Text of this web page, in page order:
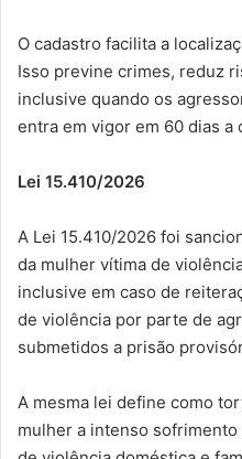
O cadastro facilita a
Isso previne crimes, reduz
inclusive quando os
entra em vigor em 60 dias a
Lei 15.410/2026
A Lei 15.410/2026 foi
da mulher vítima de
inclusive em caso de
de violência por parte de
submetidos a prisão
A mesma lei define como
mulher a intenso